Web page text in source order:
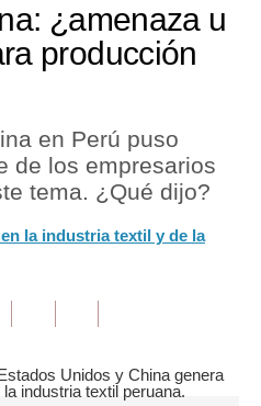
¿amenaza u
producción
en Perú puso
de los empresarios
tema. ¿Qué dijo?
la industria textil y de la